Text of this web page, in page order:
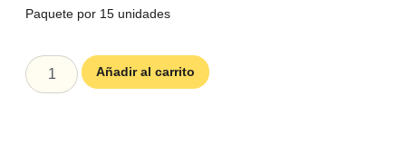
Paquete por 15 unidades
Añadir al carrito